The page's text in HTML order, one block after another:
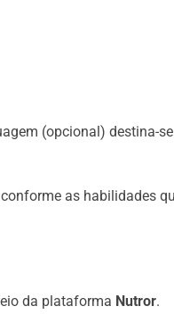
(opcional) destina-
as habilidades
da plataforma Nutror.